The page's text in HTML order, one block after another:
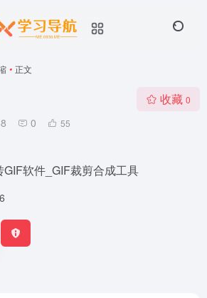
• 正文
0 55
收藏 0
软件_GIF裁剪合成工具